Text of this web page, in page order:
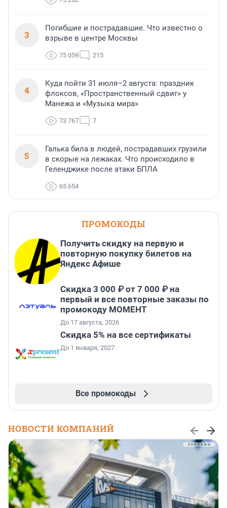
3
Погибшие и пострадавшие. Что известно о
взрыве в центре Москвы
75 059 215
4
Куда пойти 31 июля–2 августа: праздник
флоксов, «Пространственный сдвиг» у
Манежа и «Музыка мира»
73 767 7
5
Галька била в людей, пострадавших грузили
в скорые на лежаках. Что происходило в
Геленджике после атаки БПЛА
65 654
ПРОМОКОДЫ
Получить скидку на первую и
повторную покупку билетов на
Яндекс Афише
Скидка 3 000 ₽ от 7 000 ₽ на
первый и все повторные заказы по
промокоду МОМЕНТ
До 17 августа, 2026
Скидка 5% на все сертификаты
До 1 января, 2027
Все промокоды
НОВОСТИ КОМПАНИЙ